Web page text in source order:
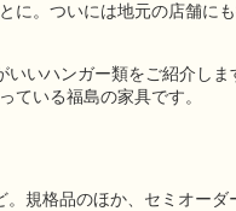
に。ついには地元の店舗に
いハンガー類をご紹介し
ている福島の家具です。
規格品のほか、セミオー